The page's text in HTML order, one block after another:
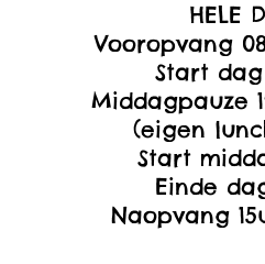
HELE
Vooropvang
Start
Middagpauze
(eigen
Start
Einde
Naopvang